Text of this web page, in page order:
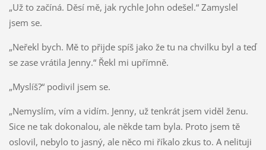
„Už to začíná. Děsí mě, jak rychle John odešel.“ Zamyslel
jsem se.
„Neřekl bych. Mě to přijde spíš jako že tu na chvilku byl a teď
se zase vrátila Jenny.“ Řekl mi upřímně.
„Myslíš?“ podivil jsem se.
„Nemyslím, vím a vidím. Jenny, už tenkrát jsem viděl ženu.
Sice ne tak dokonalou, ale někde tam byla. Proto jsem tě
oslovil, nebylo to jasný, ale něco mi říkalo zkus to. A nelituji